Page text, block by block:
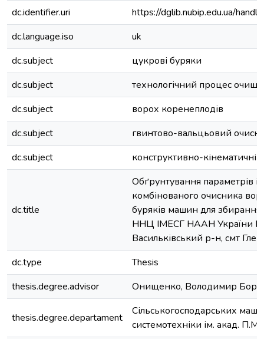
dc.identifier.uri
https://dglib.nubip.edu.ua/
dc.language.iso
uk
dc.subject
цукрові буряки
dc.subject
технологічний процес
dc.subject
ворох коренеплодів
dc.subject
гвинтово-вальцьовий
dc.subject
конструктивно-кінематичні
dc.title
Обґрунтування параметрів
комбінованого очисника
буряків машин для збирання
ННЦ ІМЕСГ НААН України
Васильківський р-н, смт
dc.type
Thesis
thesis.degree.advisor
Онищенко, Володимир
thesis.degree.departament
Сільськогосподарських
системотехніки ім. акад.